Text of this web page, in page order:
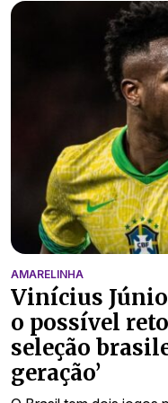
AMARELINHA
Vinícius
o possível
seleção
geração’